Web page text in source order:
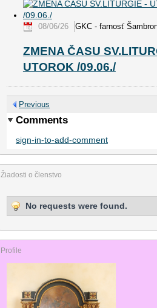
GKC - farnosť
08/06/26
ZMENA ČASU
UTOROK /09.06./
Previous
Comments
sign-in-to-add-comment
Žiadosti o členstvo
No requests were found.
Profile